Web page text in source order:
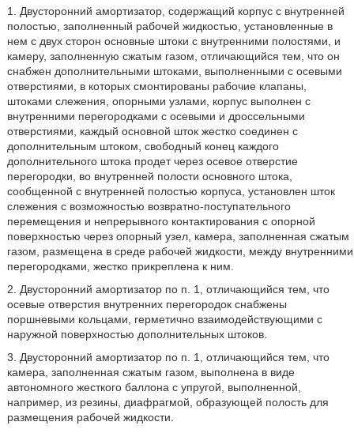
1. Двусторонний амортизатор, содержащий корпус с внутренней
полостью, заполненный рабочей жидкостью, установленные в
нем с двух сторон основные штоки с внутренними полостями, и
камеру, заполненную сжатым газом, отличающийся тем, что он
снабжен дополнительными штоками, выполненными с осевыми
отверстиями, в которых смонтированы рабочие клапаны,
штоками слежения, опорными узлами, корпус выполнен с
внутренними перегородками с осевыми и дроссельными
отверстиями, каждый основной шток жестко соединен с
дополнительным штоком, свободный конец каждого
дополнительного штока продет через осевое отверстие
перегородки, во внутренней полости основного штока,
сообщенной с внутренней полостью корпуса, установлен шток
слежения с возможностью возвратно-поступательного
перемещения и непрерывного контактирования с опорной
поверхностью через опорный узел, камера, заполненная сжатым
газом, размещена в среде рабочей жидкости, между внутренними
перегородками, жестко прикреплена к ним.
2. Двусторонний амортизатор по п. 1, отличающийся тем, что
осевые отверстия внутренних перегородок снабжены
поршневыми кольцами, герметично взаимодействующими с
наружной поверхностью дополнительных штоков.
3. Двусторонний амортизатор по п. 1, отличающийся тем, что
камера, заполненная сжатым газом, выполнена в виде
автономного жесткого баллона с упругой, выполненной,
например, из резины, диафрагмой, образующей полость для
размещения рабочей жидкости.